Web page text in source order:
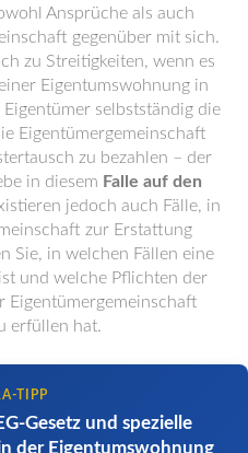
Ansprüche als auch
gegenüber mit sich.
zu Streitigkeiten, wenn es
Eigentumswohnung in
selbstständig die
Eigentümergemeinschaft
zu bezahlen – der
in diesem Falle auf den
jedoch auch Fälle, in
zur Erstattung
Sie, in welchen Fällen eine
und welche Pflichten der
Eigentümergemeinschaft
erfüllen hat.
TIPP
Gesetz und spezielle
der Eigentumswohnung